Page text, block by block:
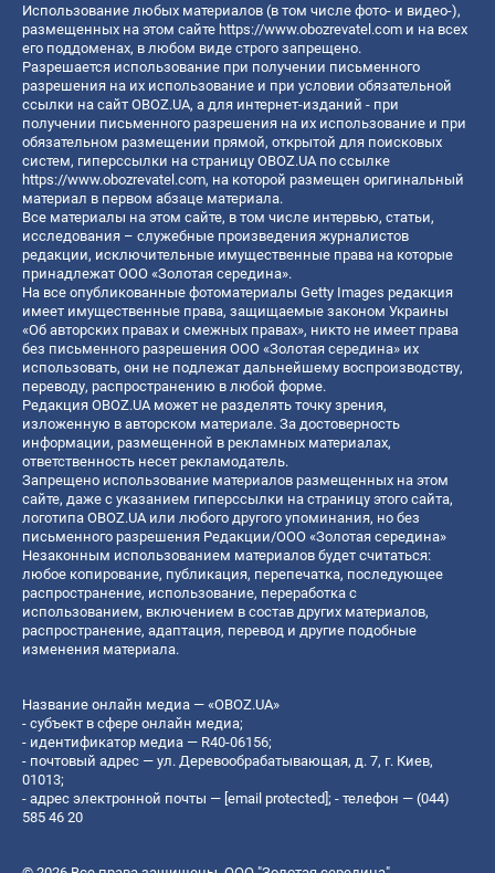
Использование любых материалов (в том числе фото- и видео-),
размещенных на этом сайте https://www.obozrevatel.com и на всех
его поддоменах, в любом виде строго запрещено.
Разрешается использование при получении письменного
разрешения на их использование и при условии обязательной
ссылки на сайт OBOZ.UA, а для интернет-изданий - при
получении письменного разрешения на их использование и при
обязательном размещении прямой, открытой для поисковых
систем, гиперссылки на страницу OBOZ.UA по ссылке
https://www.obozrevatel.com, на которой размещен оригинальный
материал в первом абзаце материала.
Все материалы на этом сайте, в том числе интервью, статьи,
исследования – служебные произведения журналистов
редакции, исключительные имущественные права на которые
принадлежат ООО «Золотая середина».
На все опубликованные фотоматериалы Getty Images редакция
имеет имущественные права, защищаемые законом Украины
«Об авторских правах и смежных правах», никто не имеет права
без письменного разрешения ООО «Золотая середина» их
использовать, они не подлежат дальнейшему воспроизводству,
переводу, распространению в любой форме.
Редакция OBOZ.UA может не разделять точку зрения,
изложенную в авторском материале. За достоверность
информации, размещенной в рекламных материалах,
ответственность несет рекламодатель.
Запрещено использование материалов размещенных на этом
сайте, даже с указанием гиперссылки на страницу этого сайта,
логотипа OBOZ.UA или любого другого упоминания, но без
письменного разрешения Редакции/ООО «Золотая середина»
Незаконным использованием материалов будет считаться:
любое копирование, публикация, перепечатка, последующее
распространение, использование, переработка с
использованием, включением в состав других материалов,
распространение, адаптация, перевод и другие подобные
изменения материала.
Название онлайн медиа — «OBOZ.UA»
- субъект в сфере онлайн медиа;
- идентификатор медиа — R40-06156;
- почтовый адрес — ул. Деревообрабатывающая, д. 7, г. Киев,
01013;
- адрес электронной почты — [email protected]; - телефон — (044)
585 46 20